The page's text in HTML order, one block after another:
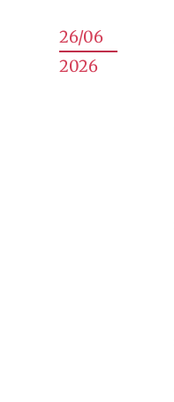
26/06
2026